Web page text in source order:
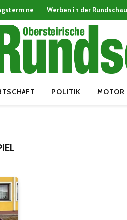
Werben in der Rundschau
POLITIK MOTOR